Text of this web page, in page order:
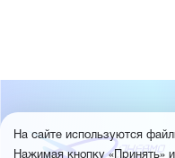
На сайте используются
Нажимая кнопку «Принять»